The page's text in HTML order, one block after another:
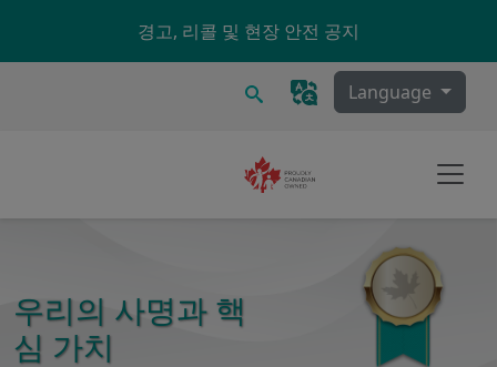
경고, 리콜 및 현장 안전 공지
찾다 Language
우리의 사명과 핵
심 가치